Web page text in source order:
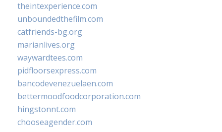
theintexperience.com
unboundedthefilm.com
catfriends-bg.org
marianlives.org
waywardtees.com
pidfloorsexpress.com
bancodevenezuelaen.com
bettermoodfoodcorporation.com
hingstonnt.com
chooseagender.com